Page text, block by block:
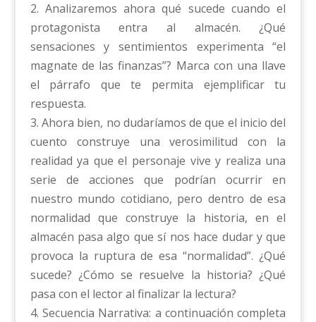
2. Analizaremos ahora qué sucede cuando el
protagonista entra al almacén. ¿Qué
sensaciones y sentimientos experimenta “el
magnate de las finanzas”? Marca con una llave
el párrafo que te permita ejemplificar tu
respuesta.
3. Ahora bien, no dudaríamos de que el inicio del
cuento construye una verosimilitud con la
realidad ya que el personaje vive y realiza una
serie de acciones que podrían ocurrir en
nuestro mundo cotidiano, pero dentro de esa
normalidad que construye la historia, en el
almacén pasa algo que sí nos hace dudar y que
provoca la ruptura de esa “normalidad”. ¿Qué
sucede? ¿Cómo se resuelve la historia? ¿Qué
pasa con el lector al finalizar la lectura?
4. Secuencia Narrativa: a continuación completa